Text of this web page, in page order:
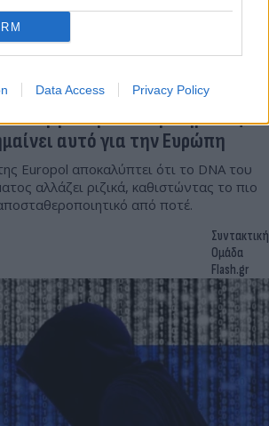
Data Access Privacy Policy
του οργανωμένου εγκλήματος
αυτό για την Ευρώπη
Europol αποκαλύπτει ότι το DNA του
αλλάζει ριζικά, καθιστώντας το πιο
από ποτέ.
Συντακτική
Ομάδα
Flash.gr